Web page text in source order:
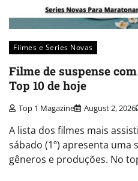
Filmes e Series Novas​
Filme de suspense
Top 10 de hoje
Top 1 Magazine August 2, 2026
A lista dos filmes mais
sábado (1º) apresenta uma
gêneros e produções. No